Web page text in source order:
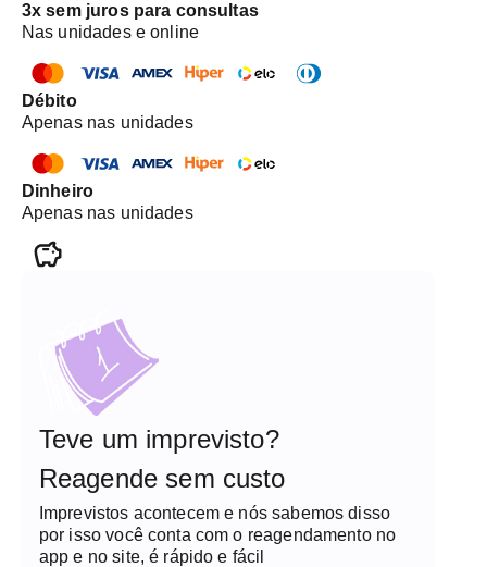
3x sem juros para consultas
Nas unidades e online
Débito
Apenas nas unidades
Dinheiro
Apenas nas unidades
Teve um imprevisto?
Reagende sem custo
Imprevistos acontecem e nós sabemos disso
por isso você conta com o reagendamento no
app e no site, é rápido e fácil